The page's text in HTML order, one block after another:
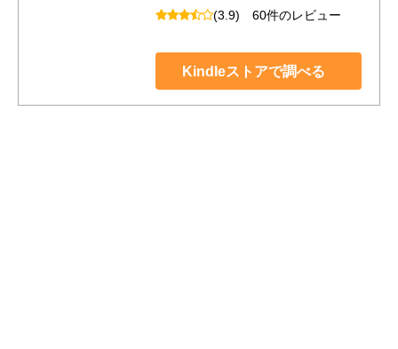
(3.9) 60件のレビュー
Kindleストアで調べる